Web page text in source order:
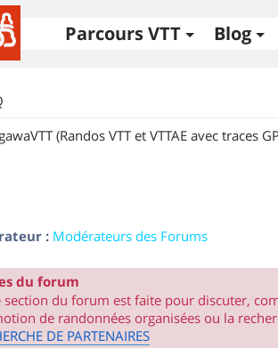
Parcours VTT Blog
(Randos VTT et VTTAE avec traces
: Modérateurs des Forums
du forum
section du forum est faite pour discuter,
de randonnées organisées ou la
DE PARTENAIRES